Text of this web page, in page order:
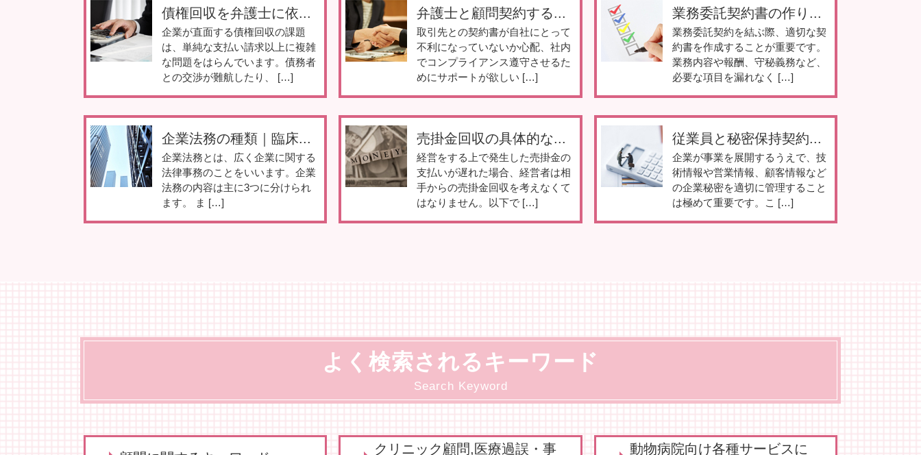
債権回収を弁護士に依...
企業が直面する債権回収の課題
は、単純な支払い請求以上に複雑
な問題をはらんでいます。債務者
との交渉が難航したり、 […]
弁護士と顧問契約する...
取引先との契約書が自社にとって
不利になっていないか心配、社内
でコンプライアンス遵守させるた
めにサポートが欲しい […]
業務委託契約書の作り...
業務委託契約を結ぶ際、適切な契
約書を作成することが重要です。
業務内容や報酬、守秘義務など、
必要な項目を漏れなく […]
企業法務の種類｜臨床...
企業法務とは、広く企業に関する
法律事務のことをいいます。企業
法務の内容は主に3つに分けられ
ます。 ま […]
売掛金回収の具体的な...
経営をする上で発生した売掛金の
支払いが遅れた場合、経営者は相
手からの売掛金回収を考えなくて
はなりません。以下で […]
従業員と秘密保持契約...
企業が事業を展開するうえで、技
術情報や営業情報、顧客情報など
の企業秘密を適切に管理すること
は極めて重要です。こ […]
よく検索されるキーワード
Search Keyword
クリニック顧問,医療過誤・事
動物病院向け各種サービスに